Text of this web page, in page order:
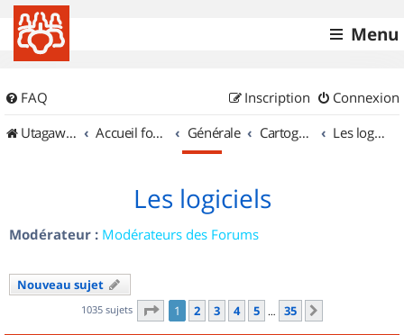
Menu
FAQ Connexion
Inscription
UtagawaVTT (Randos VTT et VTTAE avec traces GPS)
Accueil forum Générale Cartographie et GPS Les logiciels
Les logiciels
Modérateur : Modérateurs des Forums
Nouveau sujet
1035 sujets Page 1sur
1 2 3 4 5 … 35